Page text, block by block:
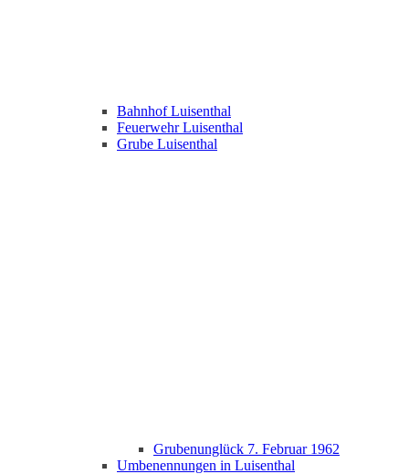
Bahnhof Luisenthal
Feuerwehr Luisenthal
Grube Luisenthal
Grubenunglück 7. Februar 1962
Umbenennungen in Luisenthal